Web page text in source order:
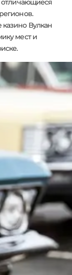
отличающиеся
Вулкан
мест и